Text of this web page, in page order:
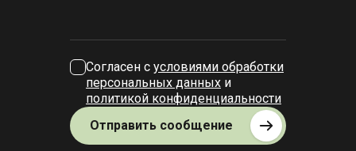
Согласен с условиями обработки
персональных данных и
политикой конфиденциальности
Отправить сообщение